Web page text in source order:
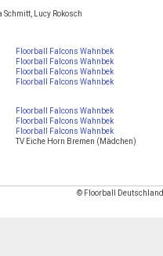
Lucy Rokosch
Floorball Falcons Wahnbek
Floorball Falcons Wahnbek
Floorball Falcons Wahnbek
Floorball Falcons Wahnbek
Floorball Falcons Wahnbek
Floorball Falcons Wahnbek
Floorball Falcons Wahnbek
TV Eiche Horn Bremen (Mädchen)
© Floorball Deutschland